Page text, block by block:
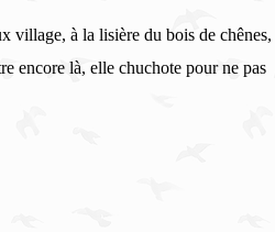
village, à la lisière du bois de chênes,
encore là, elle chuchote pour ne pas